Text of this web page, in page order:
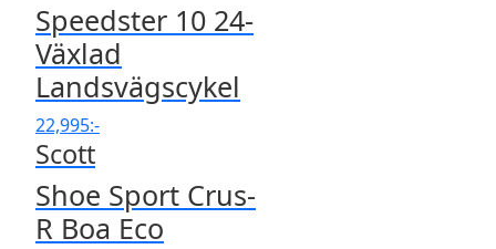
Speedster 10 24-
Växlad
Landsvägscykel
22,995:-
Scott
Shoe Sport Crus-
R Boa Eco